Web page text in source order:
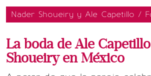
Nader Shoueiry y Ale Capetillo /
La boda de Ale
Shoueiry en México